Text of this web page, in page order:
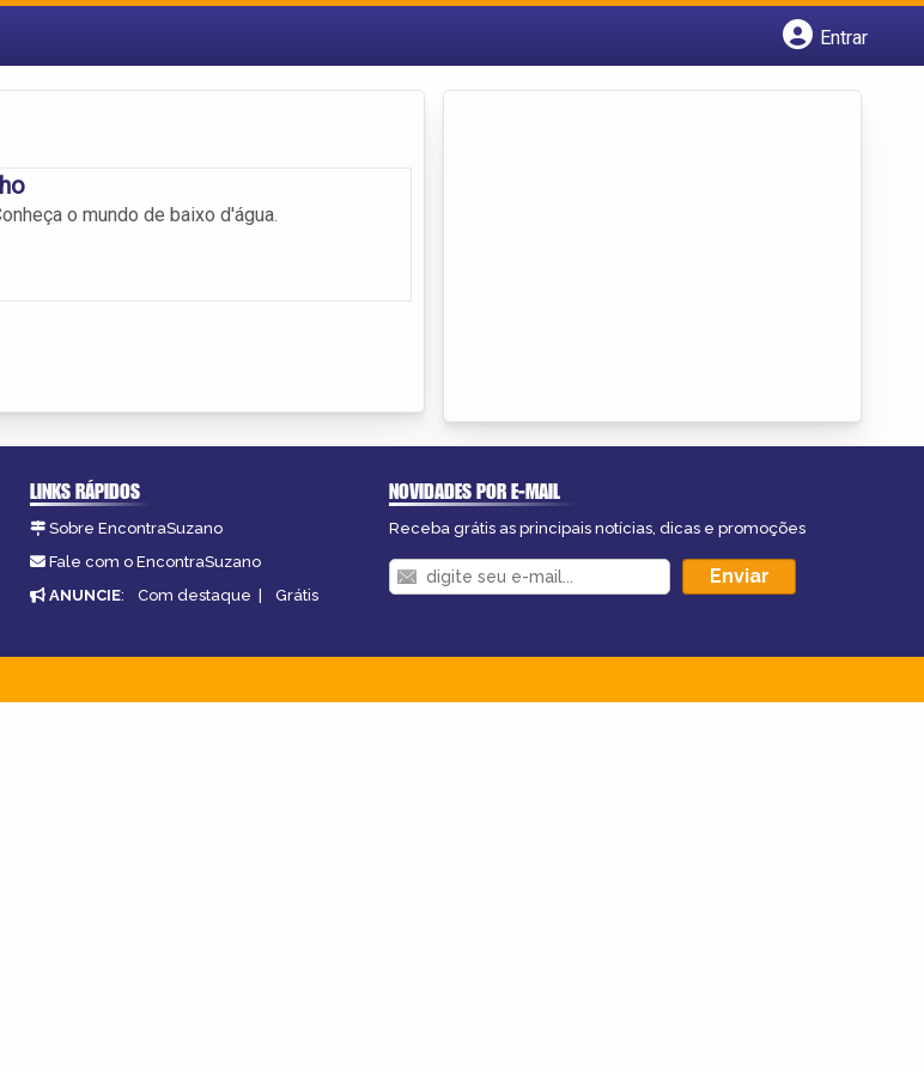
Entrar
o mundo de baixo d'água.
LINKS RÁPIDOS
Sobre EncontraSuzano
Fale com o EncontraSuzano
ANUNCIE: Com destaque | Grátis
NOVIDADES POR E-MAIL
Receba grátis as principais notícias, dicas e promoções